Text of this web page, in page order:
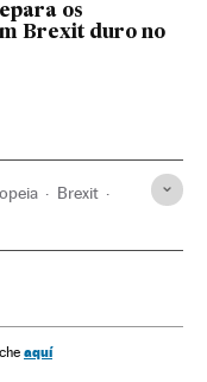
os
Brexit duro no
Brexit
aquí